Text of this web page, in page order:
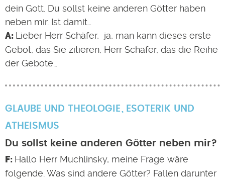
dein Gott. Du sollst keine anderen Götter haben
neben mir. Ist damit…
Lieber Herr Schäfer, ja, man kann dieses erste
Gebot, das Sie zitieren, Herr Schäfer, das die Reihe
der Gebote…
GLAUBE UND THEOLOGIE
ESOTERIK UND
ATHEISMUS
Du sollst keine anderen Götter neben mir?
Hallo Herr Muchlinsky, meine Frage wäre
folgende. Was sind andere Götter? Fallen darunter